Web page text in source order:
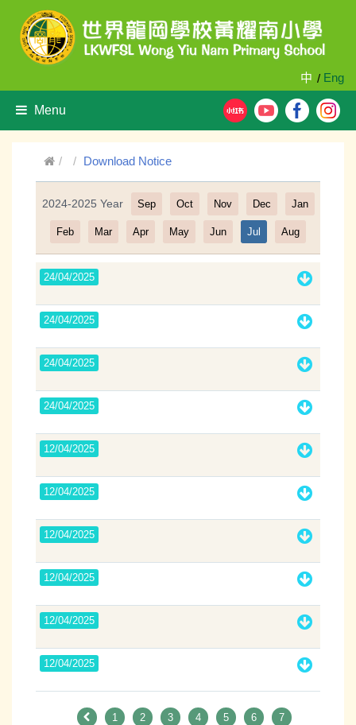
中 / Eng
Menu
Download Notice
Filter
2024-2025 Year Sep Oct Nov Dec Jan
Feb Mar Apr May Jun Jul Aug
24/04/2025
24/04/2025
24/04/2025
24/04/2025
12/04/2025
12/04/2025
12/04/2025
12/04/2025
12/04/2025
12/04/2025
1 2 3 4 5 6
7